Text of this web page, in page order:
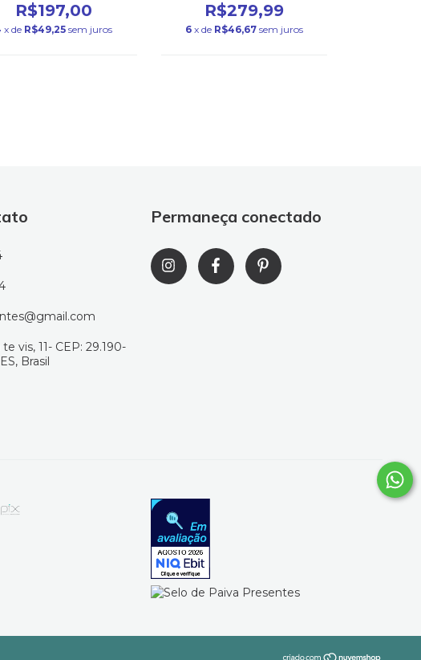
R$197,00
x de R$49,25 sem juros
R$279,99
6 x de R$46,67 sem juros
vis, 11- CEP: 29.190-
Brasil
Permaneça conectado